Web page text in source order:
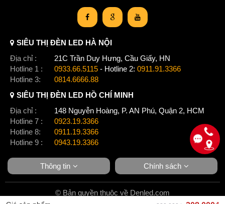
Quý khách cần mua hàng xin liên hệ:
SIÊU THỊ ĐÈN LED HÀ NỘI
Địa chỉ :
21C Trần Duy Hưng, Cầu Giấy, HN
Hotline 1 :
0933.66.5115 - Hotline 2: 0911.91.3366
Hotline 3:
0814.6666.88
SIÊU THỊ ĐÈN LED HỒ CHÍ MINH
Địa chỉ :
148 Nguyễn Hoàng, P. AN Phú, Quận 2, HCM
Hotline 7 :
0923.19.3366
Hotline 8:
0911.19.3366
Hotline 9 :
0943.19.3366
Thông tin Chính sách
© Bản quyền thuộc về Denled.com